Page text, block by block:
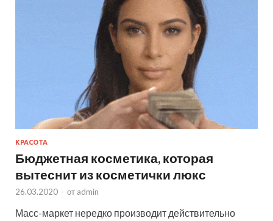
КРАСОТА
Бюджетная косметика, которая
вытеснит из косметички люкс
26.03.2020 - от admin
Масс-маркет нередко производит действительно